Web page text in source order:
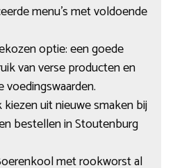
menu’s met voldoende
optie: een goede
van verse producten en
uit nieuwe smaken bij
bestellen in Stoutenburg
met rookworst al